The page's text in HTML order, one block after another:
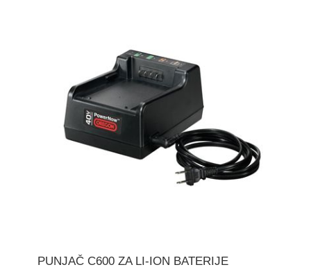
PUNJAČ C600 ZA LI-ION BATERIJE